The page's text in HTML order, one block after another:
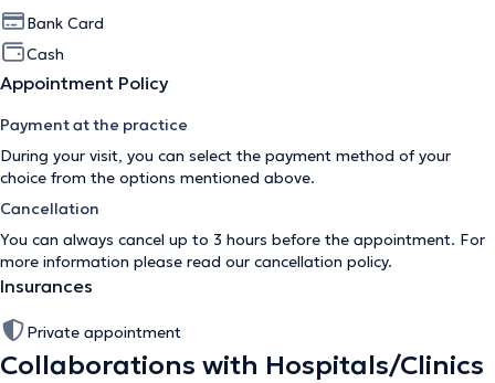
Bank Card
Cash
Appointment Policy
Payment at the practice
During your visit, you can select the payment method of your
choice from the options mentioned above.
Cancellation
You can always cancel up to 3 hours before the appointment. For
more information please read our cancellation policy.
Insurances
Private appointment
Collaborations with Hospitals/Clinics